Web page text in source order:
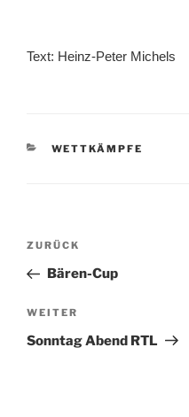
Text: Heinz-Peter Michels
KATEGORIEN
WETTKÄMPFE
Beitragsnavigation
Vorheriger
Beitrag
ZURÜCK
Bären-Cup
Nächster
Beitrag
WEITER
Sonntag Abend RTL